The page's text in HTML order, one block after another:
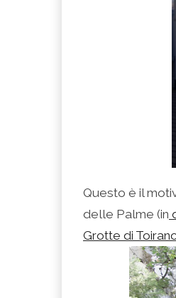
Questo è il
delle Palme (in
Grotte di